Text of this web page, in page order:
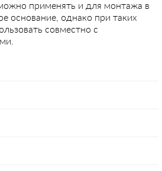
применять и для монтажа в
основание, однако при таких
совместно с